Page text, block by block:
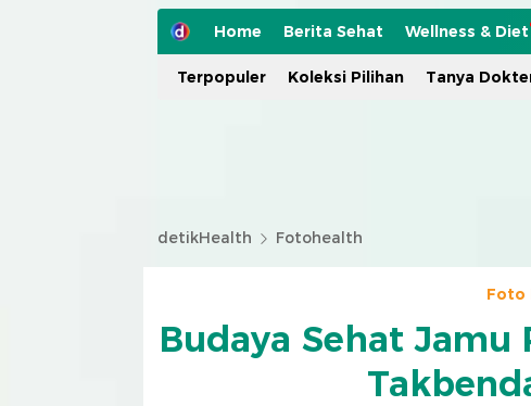
Home Berita Sehat Wellness & Diet
Terpopuler Koleksi Pilihan Tanya
detikHealth Fotohealth
Foto
Budaya Sehat Jamu